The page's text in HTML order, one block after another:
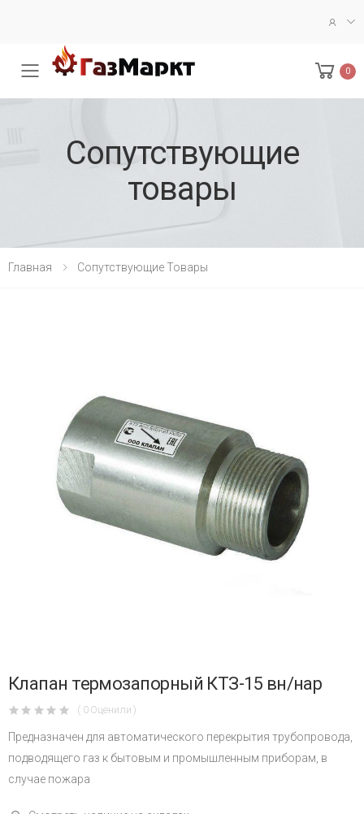
Меню 0
Сопутствующие
товары
Главная Сопутствующие Товары
Клапан термозапорный КТЗ-15 вн/нар
( 0 Оценили )
Предназначен для автоматического перекрытия трубопровода,
подводящего газ к бытовым и промышленным приборам, в
случае пожара